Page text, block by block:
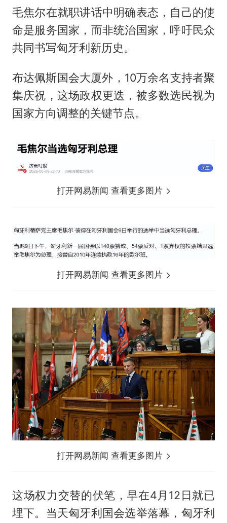
毛焦尔在就职讲话中明确表态，自己的使
命是服务国家，而非统治国家，呼吁民众
共同书写匈牙利新历史。
布达佩斯国会大厦外，10万余名支持者聚
集庆祝，这场政权更迭，被多数选民视为
国家方向调整的关键节点。
打开网易新闻 查看更多图片
打开网易新闻 查看更多图片
打开网易新闻 查看更多图片
这场权力交替的伏笔，早在4月12日就已
埋下。当天匈牙利国会选举落幕，匈牙利